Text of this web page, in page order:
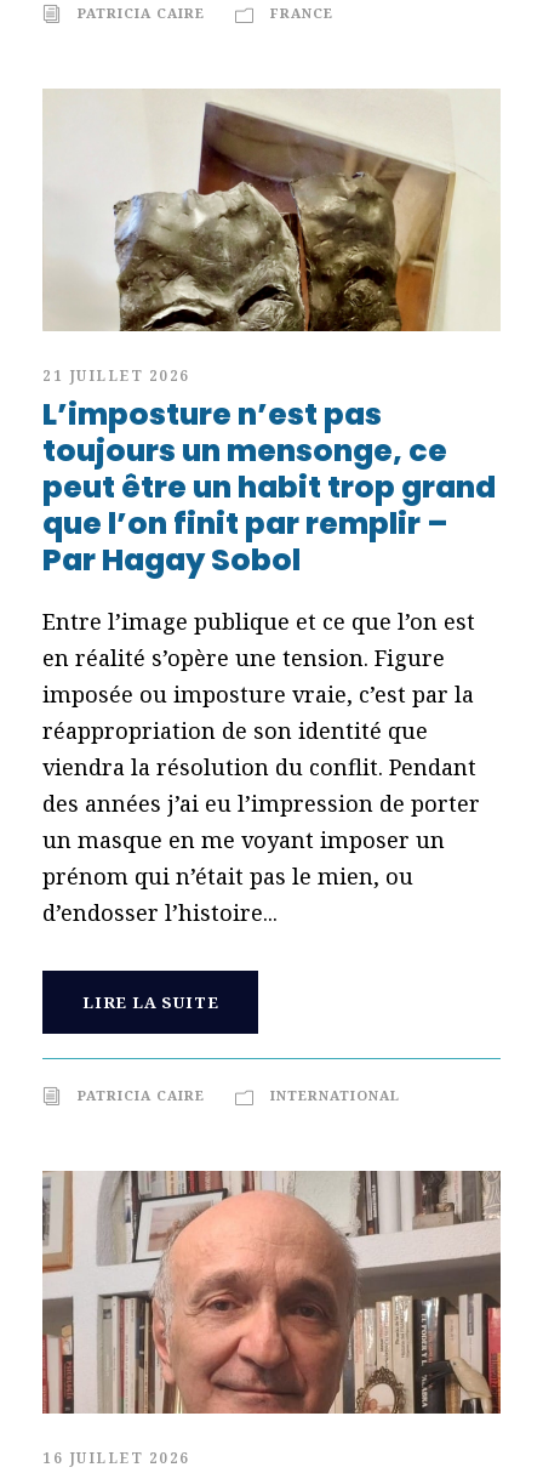
PATRICIA CAIRE FRANCE
21 JUILLET 2026
L’imposture n’est pas
toujours un mensonge, ce
peut être un habit trop grand
que l’on finit par remplir –
Par Hagay Sobol
Entre l’image publique et ce que l’on est
en réalité s’opère une tension. Figure
imposée ou imposture vraie, c’est par la
réappropriation de son identité que
viendra la résolution du conflit. Pendant
des années j’ai eu l’impression de porter
un masque en me voyant imposer un
prénom qui n’était pas le mien, ou
d’endosser l’histoire...
LIRE LA SUITE
PATRICIA CAIRE INTERNATIONAL
16 JUILLET 2026